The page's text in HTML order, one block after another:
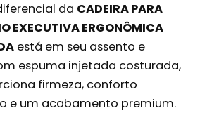
da CADEIRA PARA
EXECUTIVA ERGONÔMICA
está em seu assento e
espuma injetada costurada,
firmeza, conforto
e um acabamento premium.